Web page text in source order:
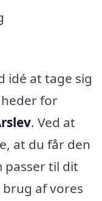
idé at tage sig
for
. Ved at
at du får den
passer til dit
af vores